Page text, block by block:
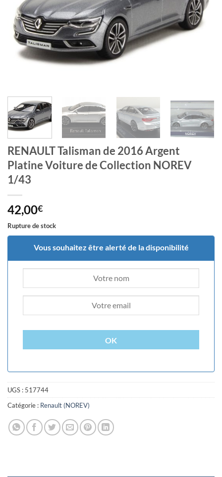
RENAULT Talisman de 2016 Argent
Platine Voiture de Collection NOREV
1/43
42,00€
Rupture de stock
Vous souhaitez être alerté de la disponibilité
OK
UGS : 517744
Catégorie : Renault (NOREV)